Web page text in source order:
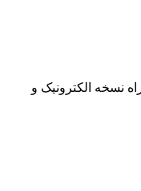
بهمن‌ماه – بخش دوم بودجه ۱۴۰۴ شامل جداول تفصیلی به همراه نسخه الکترونیک و